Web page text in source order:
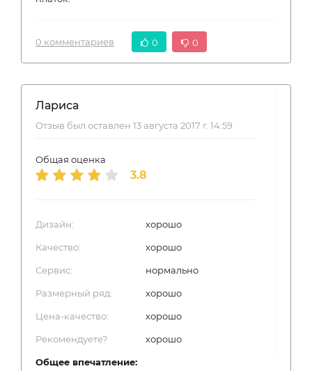
0 комментариев 0 0
Лариса
Отзыв был оставлен 13 августа 2017 г. 14:59
Общая оценка
3.8
Дизайн: хорошо
Качество: хорошо
Сервис: нормально
Размерный ряд: хорошо
Цена-качество: хорошо
Рекомендуете? хорошо
Общее впечатление: